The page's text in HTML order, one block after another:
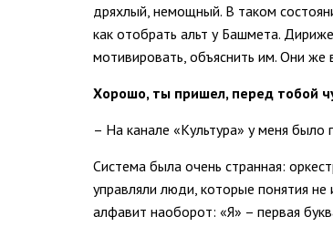
дряхлый, немощный. В таком
как отобрать альт у Башмета.
мотивировать, объяснить им. Они же
Хорошо, ты пришел, перед тобой
– На канале «Культура» у меня было
Система была очень странная:
управляли люди, которые понятия
алфавит наоборот: «Я» – первая